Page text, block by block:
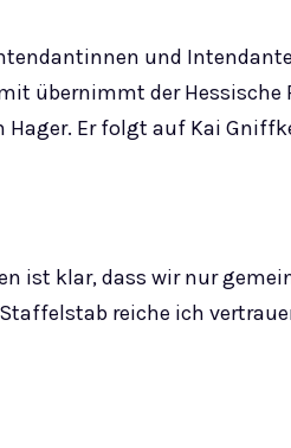
und
übernimmt der Hessische
Er folgt auf Kai
ist klar, dass wir nur
reiche ich